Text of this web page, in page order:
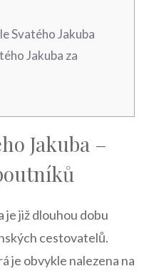
Svatého Jakuba
Jakuba za
Jakuba –
je již dlouhou dobu
cestovatelů.
‍je‌ obvykle nalezena na